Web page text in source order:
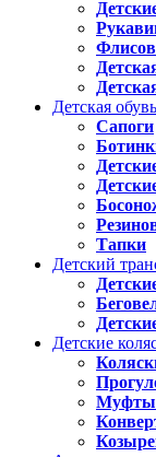
Детская обувь
Сапоги
Тапки
Детский
Детские
Муфты